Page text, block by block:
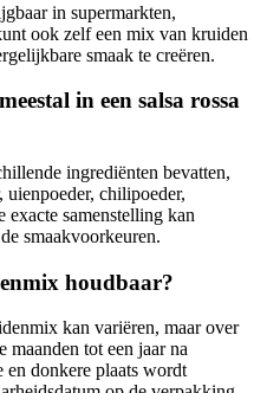
in supermarkten,
ook zelf een mix van kruiden
smaak te creëren.
in een salsa rossa
ingrediënten bevatten,
chilipoeder,
exacte samenstelling kan
smaakvoorkeuren.
houdbaar?
kan variëren, maar over
maanden tot een jaar na
en donkere plaats wordt